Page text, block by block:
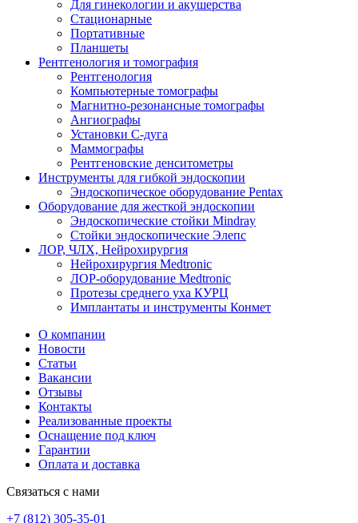
Для гинекологии и акушерства
Стационарные
Портативные
Планшеты
Рентгенология и томография
Рентгенология
Компьютерные томографы
Магнитно-резонансные томографы
Ангиографы
Установки С-дуга
Маммографы
Рентгеновские денситометры
Инструменты для гибкой эндоскопии
Эндоскопическое оборудование Pentax
Оборудование для жесткой эндоскопии
Эндоскопические стойки Mindray
Стойки эндоскопические Элепс
ЛОР, ЧЛХ, Нейрохирургия
Нейрохирургия Medtronic
ЛОР-оборудование Medtronic
Протезы среднего уха КУРЦ
Имплантаты и инструменты Конмет
О компании
Новости
Статьи
Вакансии
Отзывы
Контакты
Реализованные проекты
Оснащение под ключ
Гарантии
Оплата и доставка
Связаться с нами
+7 (812) 305-35-01